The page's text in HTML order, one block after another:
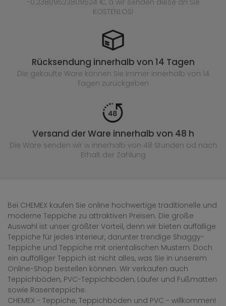
-0.23809523809524 €, a wir senden diese an Sie
KOSTENLOS!
Rücksendung innerhalb von 14 Tagen
Die gekaufte Ware können Sie immer innerhalb von 14
Tagen zurückgeben
Versand der Ware innerhalb von 48 h
Die Ware senden wir w innerhalb von 48 Stunden od nach
Erhalt der Zahlung
Bei CHEMEX kaufen Sie online hochwertige traditionelle und
moderne Teppiche zu attraktiven Preisen. Die große
Auswahl ist unser größter Vorteil, denn wir bieten auffällige
Teppiche für jedes Interieur, darunter trendige Shaggy-
Teppiche und Teppiche mit orientalischen Mustern. Doch
ein auffälliger Teppich ist nicht alles, was Sie in unserem
Online-Shop bestellen können. Wir verkaufen auch
Teppichböden, PVC-Teppichböden, Läufer und Fußmatten
sowie Rasenteppiche.
CHEMEX - Teppiche, Teppichböden und PVC - willkommen!